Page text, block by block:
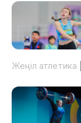
Жеңіл атлетика